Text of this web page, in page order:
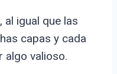
al igual que las
capas y cada
algo valioso.